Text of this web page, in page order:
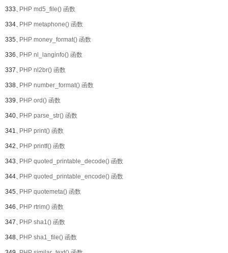
333、PHP md5_file() 函数
334、PHP metaphone() 函数
335、PHP money_format() 函数
336、PHP nl_langinfo() 函数
337、PHP nl2br() 函数
338、PHP number_format() 函数
339、PHP ord() 函数
340、PHP parse_str() 函数
341、PHP print() 函数
342、PHP printf() 函数
343、PHP quoted_printable_decode() 函数
344、PHP quoted_printable_encode() 函数
345、PHP quotemeta() 函数
346、PHP rtrim() 函数
347、PHP sha1() 函数
348、PHP sha1_file() 函数